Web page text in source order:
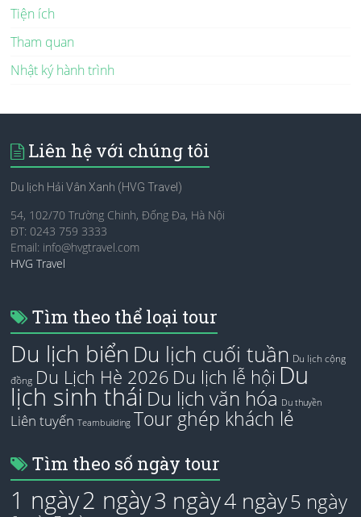
Tiện ích
Tham quan
Nhật ký hành trình
Liên hệ với chúng tôi
Du lịch Hải Vân Xanh (HVG Travel)
54, 102/70 Trường Chinh, Đống Đa, Hà Nội
ĐT: 0243 759 3333
Email: info@hvgtravel.com
HVG Travel
Tìm theo thể loại tour
Du lịch biển Du lịch cuối tuần Du lịch cộng
đồng Du Lịch Hè 2026 Du lịch lễ hội Du
lịch sinh thái Du lịch văn hóa Du thuyền
Liên tuyến Teambuilding Tour ghép khách lẻ
Tìm theo số ngày tour
1 ngày2 ngày3 ngày4 ngày5 ngày